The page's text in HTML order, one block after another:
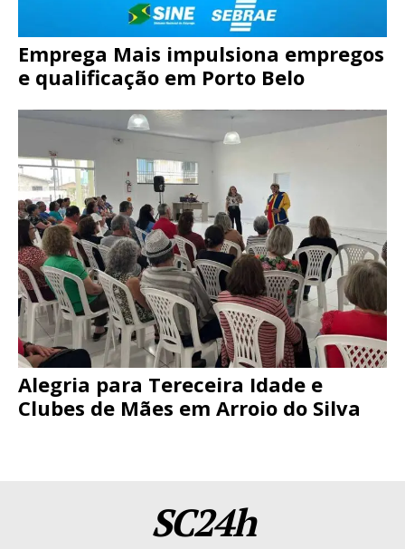
Emprega Mais impulsiona empregos
e qualificação em Porto Belo
Alegria para Tereceira Idade e
Clubes de Mães em Arroio do Silva
SC24h